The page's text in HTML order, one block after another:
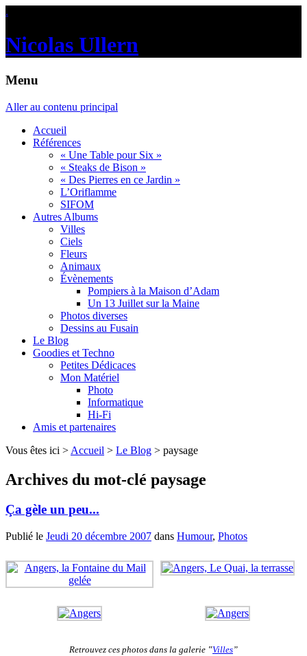
.
Nicolas Ullern
Menu
Aller au contenu principal
Accueil
Références
« Une Table pour Six »
« Steaks de Bison »
« Des Pierres en ce Jardin »
L’Oriflamme
SIFOM
Autres Albums
Villes
Ciels
Fleurs
Animaux
Évènements
Pompiers à la Maison d’Adam
Un 13 Juillet sur la Maine
Photos diverses
Dessins au Fusain
Le Blog
Goodies et Techno
Petites Dédicaces
Mon Matériel
Photo
Informatique
Hi-Fi
Amis et partenaires
Vous êtes ici > Accueil > Le Blog > paysage
Archives du mot-clé paysage
Ça gèle un peu...
Publié le Jeudi 20 décembre 2007 dans Humour, Photos
Retrouvez ces photos dans la galerie ‟Villes”